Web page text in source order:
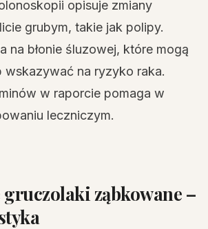
opisuje zmiany
grubym, takie jak polipy.
na błonie śluzowej, które mogą
wskazywać na ryzyko raka.
w raporcie pomaga w
leczniczym.
ząbkowane –